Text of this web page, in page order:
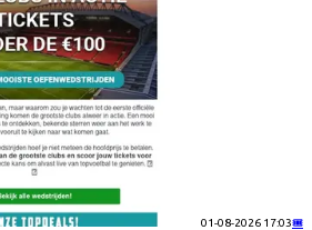
01-08-2026 17:03🎟️